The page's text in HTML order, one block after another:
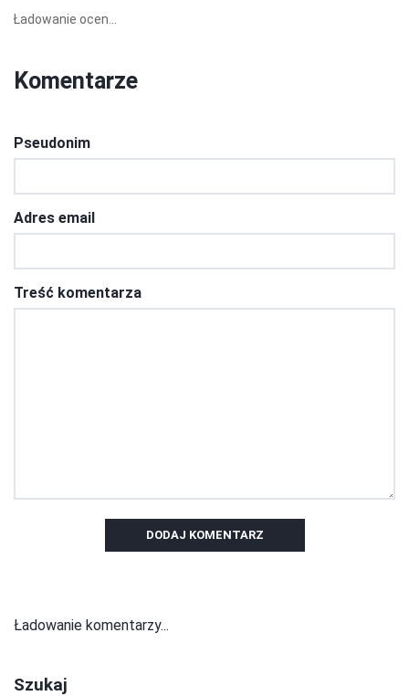
Ładowanie ocen...
Komentarze
Pseudonim
Adres email
Treść komentarza
DODAJ KOMENTARZ
Ładowanie komentarzy...
Szukaj